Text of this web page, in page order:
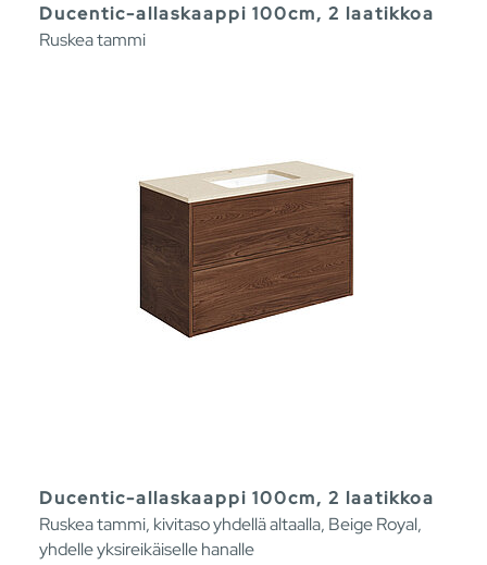
Ducentic-allaskaappi 100cm, 2 laatikkoa
Ruskea tammi
Ducentic-allaskaappi 100cm, 2 laatikkoa
Ruskea tammi, kivitaso yhdellä altaalla, Beige Royal,
yhdelle yksireikäiselle hanalle